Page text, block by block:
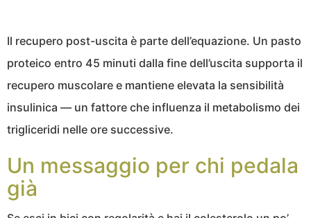
Il recupero post-uscita è parte dell’equazione. Un pasto
proteico entro 45 minuti dalla fine dell’uscita supporta il
recupero muscolare e mantiene elevata la sensibilità
insulinica — un fattore che influenza il metabolismo dei
trigliceridi nelle ore successive.
Un messaggio per chi pedala
già